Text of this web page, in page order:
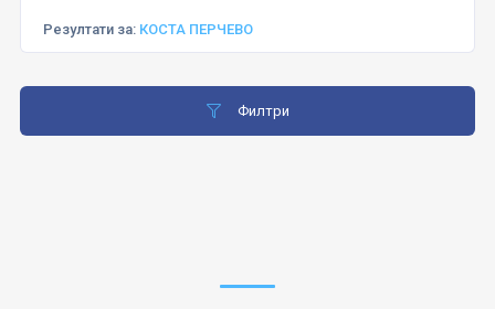
Резултати за: КОСТА ПЕРЧЕВО
Филтри